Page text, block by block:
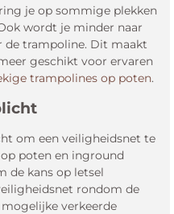
je op sommige plekken
wordt je minder naar
trampoline. Dit maakt
geschikt voor ervaren
trampolines op poten.
om een veiligheidsnet te
poten en inground
de kans op letsel
rondom de
verkeerde